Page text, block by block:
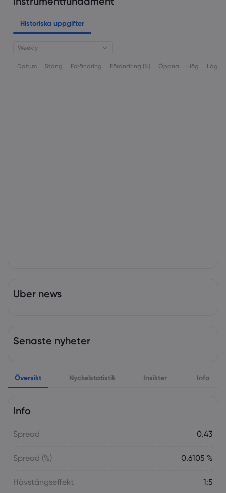
Historiska uppgifter
Weekly
Datum Stäng Förändring Förändring (%) Öppna Hög Låg
Uber news
Senaste nyheter
Översikt Nyckelstatistik Insikter Info
Info
Spread 0.43
Spread (%) 0.6105 %
Hävstångseffekt 1:5